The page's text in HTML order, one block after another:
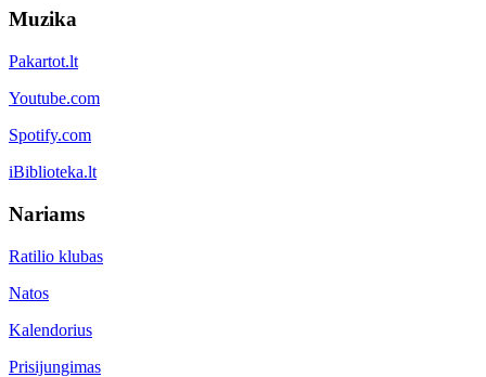
Muzika
Pakartot.lt
Youtube.com
Spotify.com
iBiblioteka.lt
Nariams
Ratilio klubas
Natos
Kalendorius
Prisijungimas